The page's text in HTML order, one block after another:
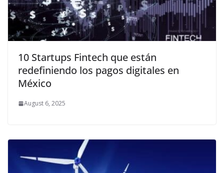
10 Startups Fintech que están
redefiniendo los pagos digitales en
México
August 6, 2025